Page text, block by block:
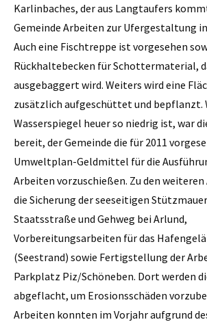
Karlin­baches, der aus Langtaufers
Gemeinde Arbeiten zur Ufergestaltung
Auch eine Fischtreppe ist vorgesehen
Rückhaltebecken für Schottermaterial,
ausgebaggert wird. Weiters wird eine
zusätzlich aufgeschüttet und bepflanzt.
Wasserspiegel heuer so niedrig ist, war
bereit, der Gemeinde die für 2011
Umweltplan-Geldmittel für die
Arbeiten vorzuschießen. Zu den
die Sicherung der seeseitigen
Staatsstraße und Gehweg bei Arlund,
Vorbereitungsarbeiten für das
(Seestrand) sowie Fertigstellung der
Parkplatz Piz/Schöneben. Dort werden
abgeflacht, um Erosionsschäden
Arbeiten konnten im Vorjahr aufgrund